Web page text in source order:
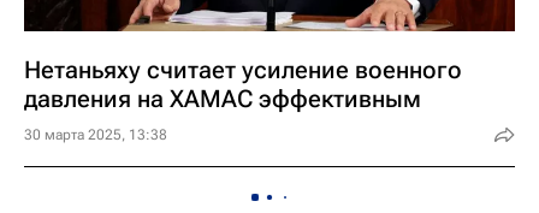
Нетаньяху считает усиление военного
давления на ХАМАС эффективным
30 марта 2025, 13:38